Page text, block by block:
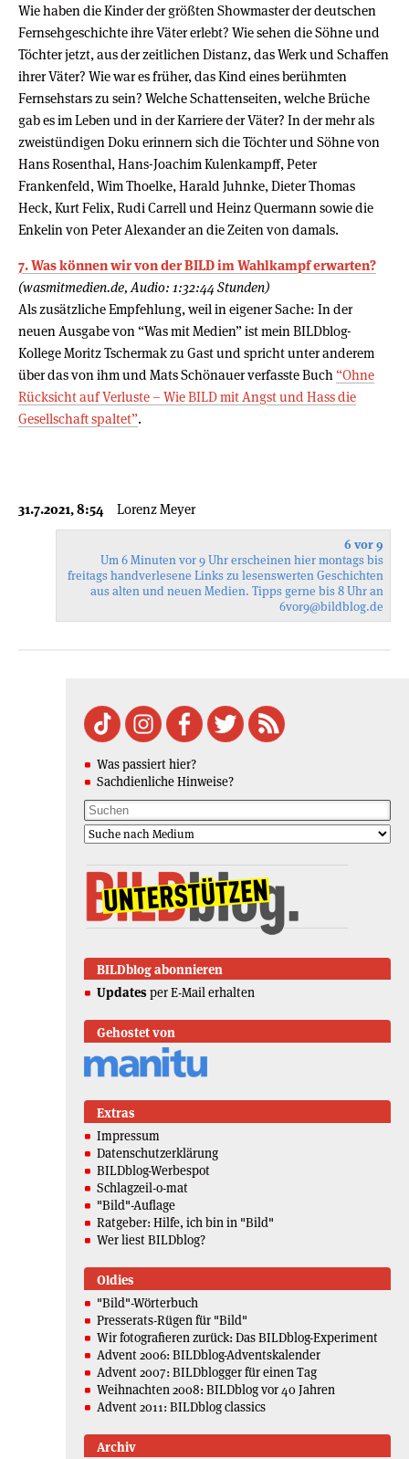
Wie haben die Kinder der größten Showmaster der deutschen
Fernsehgeschichte ihre Väter erlebt? Wie sehen die Söhne und
Töchter jetzt, aus der zeitlichen Distanz, das Werk und Schaffen
ihrer Väter? Wie war es früher, das Kind eines berühmten
Fernsehstars zu sein? Welche Schattenseiten, welche Brüche
gab es im Leben und in der Karriere der Väter? In der mehr als
zweistündigen Doku erinnern sich die Töchter und Söhne von
Hans Rosenthal, Hans-Joachim Kulenkampff, Peter
Frankenfeld, Wim Thoelke, Harald Juhnke, Dieter Thomas
Heck, Kurt Felix, Rudi Carrell und Heinz Quermann sowie die
Enkelin von Peter Alexander an die Zeiten von damals.
7. Was können wir von der BILD im Wahlkampf erwarten?
(wasmitmedien.de, Audio: 1:32:44 Stunden)
Als zusätzliche Empfehlung, weil in eigener Sache: In der
neuen Ausgabe von “Was mit Medien” ist mein BILDblog-
Kollege Moritz Tschermak zu Gast und spricht unter anderem
über das von ihm und Mats Schönauer verfasste Buch “Ohne
Rücksicht auf Verluste – Wie BILD mit Angst und Hass die
Gesellschaft spaltet”.
31.7.2021, 8:54 Lorenz Meyer
6 vor 9
Um 6 Minuten vor 9 Uhr erscheinen hier montags bis
freitags handverlesene Links zu lesenswerten Geschichten
aus alten und neuen Medien. Tipps gerne bis 8 Uhr an
6vor9@bildblog.de
Was passiert hier?
Sachdienliche Hinweise?
BILDblog abonnieren
Updates per E-Mail erhalten
Gehostet von
Extras
Impressum
Datenschutzerklärung
BILDblog-Werbespot
Schlagzeil-o-mat
"Bild"-Auflage
Ratgeber: Hilfe, ich bin in "Bild"
Wer liest BILDblog?
Oldies
"Bild"-Wörterbuch
Presserats-Rügen für "Bild"
Wir fotografieren zurück: Das BILDblog-Experiment
Advent 2006: BILDblog-Adventskalender
Advent 2007: BILDblogger für einen Tag
Weihnachten 2008: BILDblog vor 40 Jahren
Advent 2011: BILDblog classics
Archiv